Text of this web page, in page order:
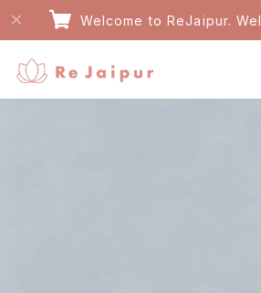
Welcome to ReJaipur.